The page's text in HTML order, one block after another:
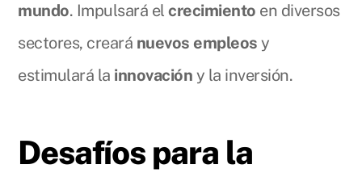
mundo. Impulsará elcrecimiento en diversos
sectores, creará nuevos empleos y
estimulará la innovación y la inversión.
Desafíos para la